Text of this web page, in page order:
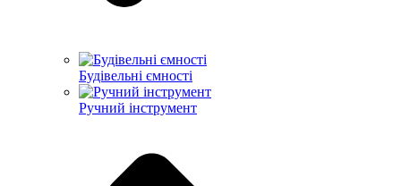
Будівельні ємності
Ручний інструмент